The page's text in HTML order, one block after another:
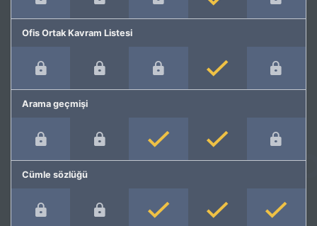
Ofis Ortak Kavram Listesi
Arama geçmişi
Cümle sözlüğü